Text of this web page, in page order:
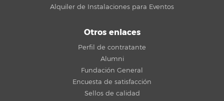
Alquiler de Instalaciones para Eventos
Otros enlaces
Perfil de contratante
Alumni
Fundación General
Encuesta de satisfacción
Sellos de calidad